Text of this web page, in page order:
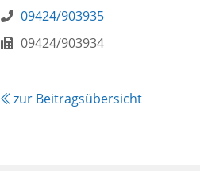
Telefon:
09424/903935
Fax:09424/903934
zur Beitragsübersicht